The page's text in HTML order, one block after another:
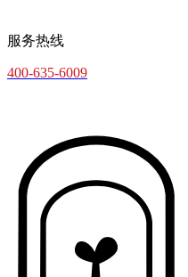
服务热线
400-635-6009